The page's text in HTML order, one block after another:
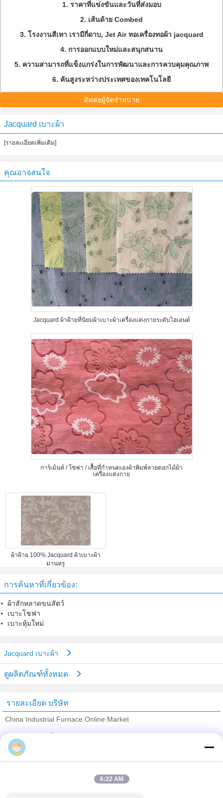
1. ราคาที่แข่งขันและวันที่ส่งมอบ
2. เส้นด้าย Combed
3. โรงงานสีเทา เรามีกี่ดาบ, Jet Air ทอเครื่องทอผ้า jacquard
4. การออกแบบใหม่และสนุกสนาน
5. ความสามารถที่แข็งแกร่งในการพัฒนาและการควบคุมคุณภาพ
6. คันสูงระหว่างประเทศของเทคโนโลยี
ติดต่อผู้จัดจำหน่าย
Jacquard เบาะผ้า
[รายละเอียดเพิ่มเติม]
คุณอาจสนใจ
Jacquard ผ้าฝ้ายที่นิยมผ้าเบาะผ้าเครื่องแต่งกายระดับไฮเอนด์
การ์เม้นท์ / โซฟา / เสื้อที่กำหนดเองผ้าพิมพ์ลายดอกไม้ผ้า
เครื่องแต่งกาย
ผ้าฝ้าย 100% Jacquard ผ้าเบาะผ้า
ม่านหรู
การค้นหาที่เกี่ยวข้อง:
ผ้าสักหลาดขนสัตว์
เบาะโซฟา
เบาะหุ้มใหม่
Jacquard เบาะผ้า
ดูผลิตภัณฑ์ทั้งหมด
รายละเอียด บริษัท
China Industrial Furnace Online Market
Trust Seal
6:22 AM